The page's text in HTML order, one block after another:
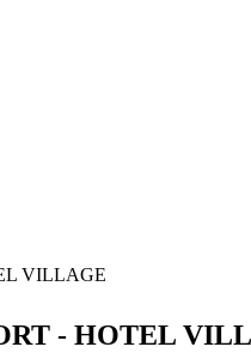
VILLAGE
- HOTEL